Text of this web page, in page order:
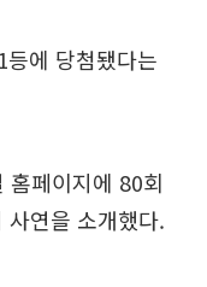
에 당첨됐다는
홈페이지에 80회
연을 소개했다.